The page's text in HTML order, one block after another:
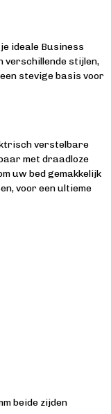
ideale Business
verschillende stijlen,
stevige basis voor
verstelbare
met draadloze
uw bed gemakkelijk
voor een ultieme
beide zijden